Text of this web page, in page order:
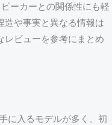
ーカーとの関係性にも軽
造や事実と異なる情報は
レビューを参考にまとめ
に入るモデルが多く、初